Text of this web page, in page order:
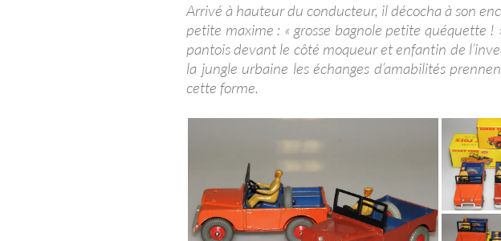
Arrivé à hauteur du conducteur, il décocha à son
petite maxime : « grosse bagnole petite quéquette !
pantois devant le côté moqueur et enfantin de
la jungle urbaine les échanges d’amabilités
cette forme.